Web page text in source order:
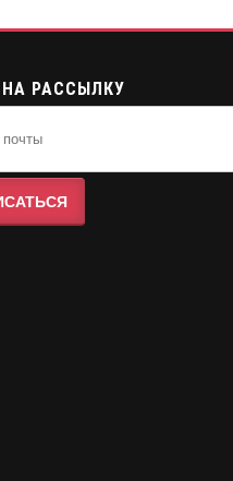
РАССЫЛКУ